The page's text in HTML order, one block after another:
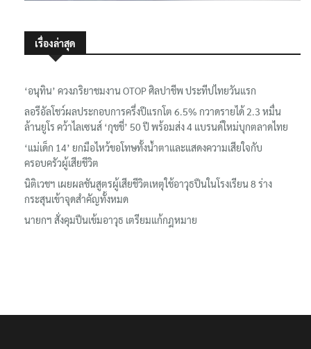
เรื่องล่าสุด
‘อนุทิน’ ควงภริยาชมงาน OTOP ศิลปาชีพ ประทีปไทยวันแรก
ลอรีอัลโชว์ผลประกอบการครึ่งปีแรกโต 6.5% กวาดรายได้ 2.3 หมื่น
ล้านยูโร คว้าไลเซนส์ ‘กุชชี่’ 50 ปี พร้อมส่ง 4 แบรนด์ใหม่บุกตลาดไทย
‘แม่เด็ก 14’ ยกมือไหว้ขอโทษทั้งน้ำตาและแสดงความเสียใจกับ
ครอบครัวผู้เสียชีวิต
นิติเวชฯ เผยผลชันสูตรผู้เสียชีวิตเหตุใช้อาวุธปืนในโรงเรียน 8 ร่าง
กระสุนเข้าจุดสำคัญทั้งหมด
นายกฯ สั่งคุมปืนเข้มอาวุธ เตรียมแก้กฎหมาย